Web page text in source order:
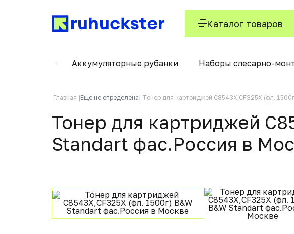
Каталог товаров
Аккумуляторные рубанки Наборы слесарно-
Главная Еще не определена Тонер для картриджей C8543X,CF325X (фл.
Тонер для картриджей
Standart фас.Россия в